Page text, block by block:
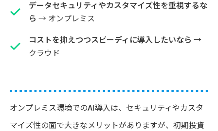
データセキュリティやカスタマイズ性を重視するな
ら → オンプレミス
コストを抑えつつスピーディに導入したいなら →
クラウド
オンプレミス環境でのAI導入は、セキュリティやカスタ
マイズ性の面で大きなメリットがありますが、初期投資